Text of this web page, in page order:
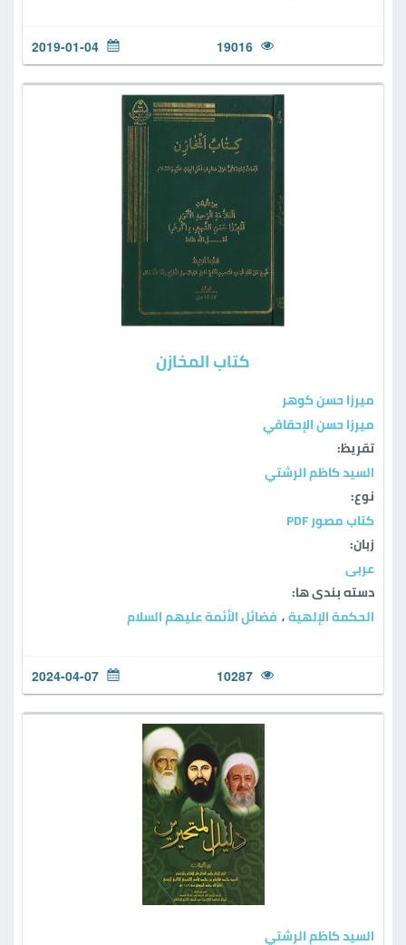
19016
2019-01-04
کتاب المخازن
ميرزا حسن كوهر
ميرزا حسن الإحقاقي
تقريظ:
السيد كاظم الرشتي
نوع:
كتاب مصور PDF
زبان:
عربی
دسته بندی ها:
الحكمة الإلهية ، فضائل الأئمة عليهم السلام
10287
2024-04-07
السيد كاظم الرشتي